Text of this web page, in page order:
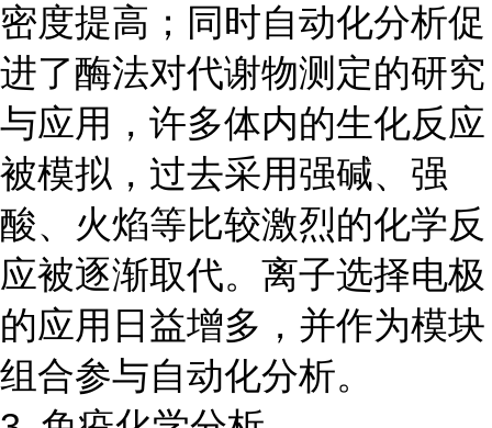
密度提高；同时自动化分析促
进了酶法对代谢物测定的研究
与应用，许多体内的生化反应
被模拟，过去采用强碱、强
酸、火焰等比较激烈的化学反
应被逐渐取代。离子选择电极
的应用日益增多，并作为模块
组合参与自动化分析。